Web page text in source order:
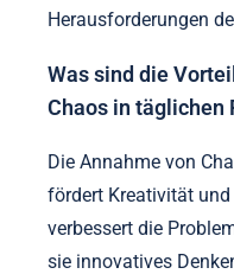
Herausforderungen
Was sind die
Chaos in täglichen
Die Annahme von
fördert Kreativität
verbessert die
sie innovatives